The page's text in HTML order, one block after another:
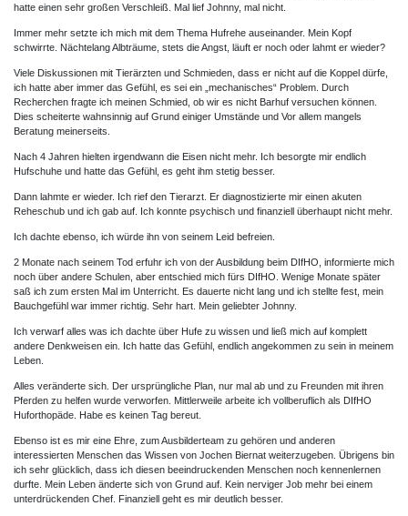
hatte einen sehr großen Verschleiß. Mal lief Johnny, mal nicht.
Immer mehr setzte ich mich mit dem Thema Hufrehe auseinander. Mein Kopf
schwirrte. Nächtelang Albträume, stets die Angst, läuft er noch oder lahmt er wieder?
Viele Diskussionen mit Tierärzten und Schmieden, dass er nicht auf die Koppel dürfe,
ich hatte aber immer das Gefühl, es sei ein „mechanisches“ Problem. Durch
Recherchen fragte ich meinen Schmied, ob wir es nicht Barhuf versuchen können.
Dies scheiterte wahnsinnig auf Grund einiger Umstände und Vor allem mangels
Beratung meinerseits.
Nach 4 Jahren hielten irgendwann die Eisen nicht mehr. Ich besorgte mir endlich
Hufschuhe und hatte das Gefühl, es geht ihm stetig besser.
Dann lahmte er wieder. Ich rief den Tierarzt. Er diagnostizierte mir einen akuten
Reheschub und ich gab auf. Ich konnte psychisch und finanziell überhaupt nicht mehr.
Ich dachte ebenso, ich würde ihn von seinem Leid befreien.
2 Monate nach seinem Tod erfuhr ich von der Ausbildung beim DIfHO, informierte mich
noch über andere Schulen, aber entschied mich fürs DIfHO. Wenige Monate später
saß ich zum ersten Mal im Unterricht. Es dauerte nicht lang und ich stellte fest, mein
Bauchgefühl war immer richtig. Sehr hart. Mein geliebter Johnny.
Ich verwarf alles was ich dachte über Hufe zu wissen und ließ mich auf komplett
andere Denkweisen ein. Ich hatte das Gefühl, endlich angekommen zu sein in meinem
Leben.
Alles veränderte sich. Der ursprüngliche Plan, nur mal ab und zu Freunden mit ihren
Pferden zu helfen wurde verworfen. Mittlerweile arbeite ich vollberuflich als DIfHO
Huforthopäde. Habe es keinen Tag bereut.
Ebenso ist es mir eine Ehre, zum Ausbilderteam zu gehören und anderen
interessierten Menschen das Wissen von Jochen Biernat weiterzugeben. Übrigens bin
ich sehr glücklich, dass ich diesen beeindruckenden Menschen noch kennenlernen
durfte. Mein Leben änderte sich von Grund auf. Kein nerviger Job mehr bei einem
unterdrückenden Chef. Finanziell geht es mir deutlich besser.